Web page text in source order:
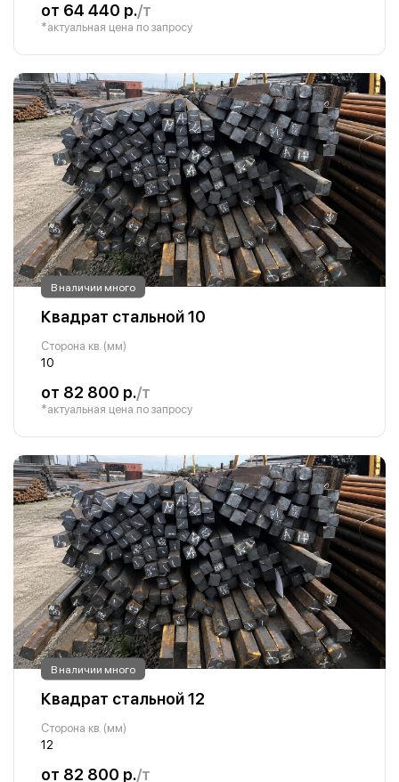
от 64 440 р./т
*актуальная цена по запросу
В наличии много
Квадрат стальной 10
Сторона кв. (мм)
10
от 82 800 р./т
*актуальная цена по запросу
В наличии много
Квадрат стальной 12
Сторона кв. (мм)
12
от 82 800 р./т